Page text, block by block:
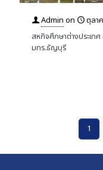
Admin on
ตุลา
สหกิจศึกษาต่างประเท
มทร.ธัญบุรี
1